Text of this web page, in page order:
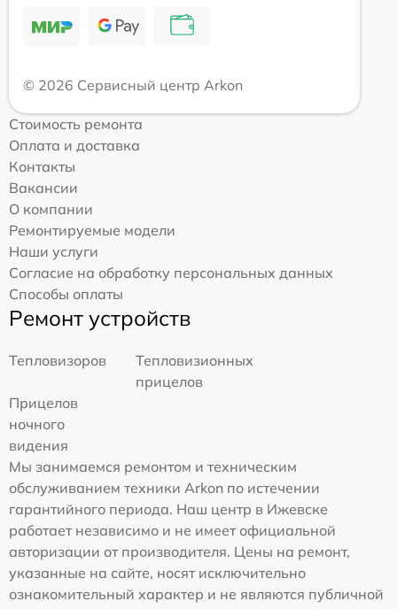
© 2026 Сервисный центр Arkon
Стоимость ремонта
Оплата и доставка
Контакты
Вакансии
О компании
Ремонтируемые модели
Наши услуги
Согласие на обработку персональных данных
Способы оплаты
Ремонт устройств
Тепловизоров
Тепловизионных
прицелов
Прицелов
ночного
видения
Мы занимаемся ремонтом и техническим
обслуживанием техники Arkon по истечении
гарантийного периода. Наш центр в Ижевске
работает независимо и не имеет официальной
авторизации от производителя. Цены на ремонт,
указанные на сайте, носят исключительно
ознакомительный характер и не являются публичной